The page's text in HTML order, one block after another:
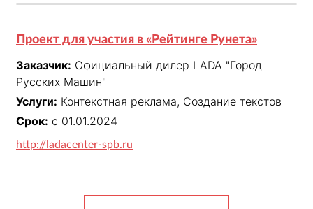
Проект для участия в «Рейтинге Рунета»
Заказчик: Официальный дилер LADA "Город
Русских Машин"
Услуги: Контекстная реклама, Создание текстов
Срок: с 01.01.2024
http://ladacenter-spb.ru